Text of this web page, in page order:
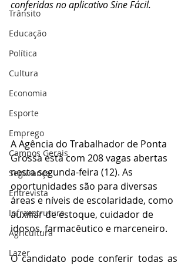
Trânsito
Educação
Política
Cultura
Economia
Esporte
Emprego
Campos Gerais
Segurança
Entrevista
Infraestrutura
Agricultura
Lazer
conferidas no aplicativo Sine Fácil.
A Agência do Trabalhador de Ponta
Grossa está com 208 vagas abertas
nesta segunda-feira (12). As
oportunidades são para diversas
áreas e níveis de escolaridade, como
auxiliar de estoque, cuidador de
idosos, farmacêutico e marceneiro.
O candidato pode conferir todas as